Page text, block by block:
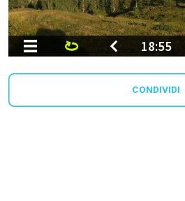
CONDIVIDI